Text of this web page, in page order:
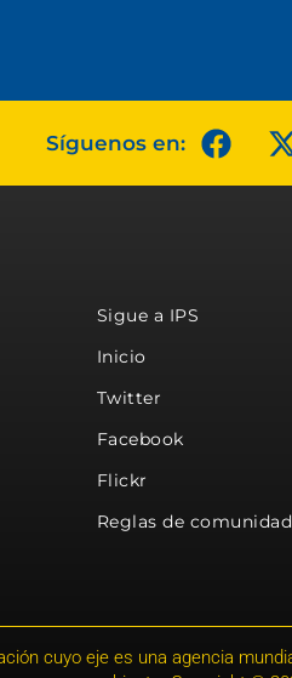
Síguenos en:
Sigue a IPS
Inicio
Twitter
Facebook
Flickr
Reglas de comunidad
cuyo eje es una agencia